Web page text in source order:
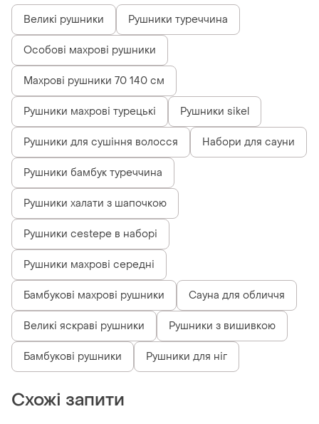
Великі рушники Рушники туреччина
Особові махрові рушники
Махрові рушники 70 140 см
Рушники махрові турецькі Рушники sikel
Рушники для сушіння волосся Набори для сауни
Рушники бамбук туреччина
Рушники халати з шапочкою
Рушники cestepe в наборі
Рушники махрові середні
Бамбукові махрові рушники Сауна для обличчя
Великі яскраві рушники Рушники з вишивкою
Бамбукові рушники Рушники для ніг
Схожі запити